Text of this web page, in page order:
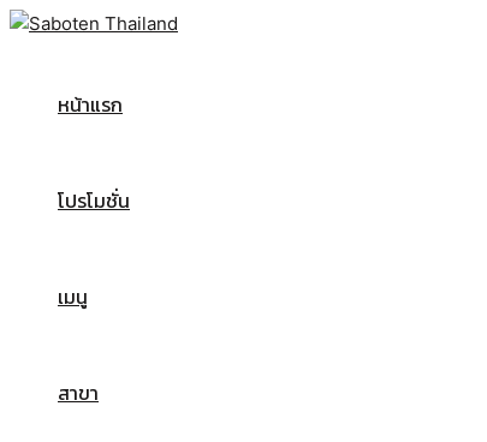
Skip
หน้าแรก
โปรโมชั่น
เมนู
สาขา
Post